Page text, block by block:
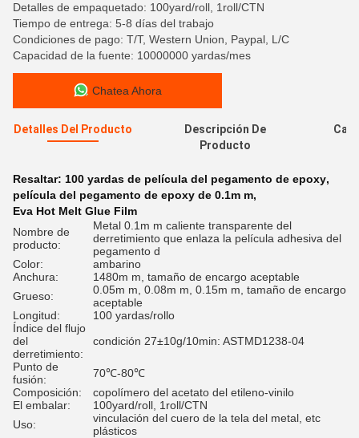
Detalles de empaquetado: 100yard/roll, 1roll/CTN
Tiempo de entrega: 5-8 días del trabajo
Condiciones de pago: T/T, Western Union, Paypal, L/C
Capacidad de la fuente: 10000000 yardas/mes
Chatea Ahora
Detalles Del Producto
Descripción De
Producto
Resaltar: 100 yardas de película del pegamento de epoxy,
película del pegamento de epoxy de 0.1m m,
Eva Hot Melt Glue Film
Nombre de
producto:
Metal 0.1m m caliente transparente del
derretimiento que enlaza la película adhesiva del
pegamento d
Color:
ambarino
Anchura:
1480m m, tamaño de encargo aceptable
Grueso:
0.05m m, 0.08m m, 0.15m m, tamaño de encargo
aceptable
Longitud:
100 yardas/rollo
Índice del flujo
del
derretimiento:
condición 27±10g/10min: ASTMD1238-04
Punto de
fusión:
70℃-80℃
Composición:
copolímero del acetato del etileno-vinilo
El embalar:
100yard/roll, 1roll/CTN
Uso:
vinculación del cuero de la tela del metal, etc
plásticos